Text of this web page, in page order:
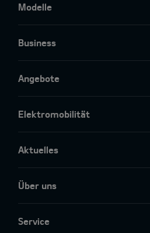
Modelle
Business
Angebote
Elektromobilität
Aktuelles
Über uns
Service